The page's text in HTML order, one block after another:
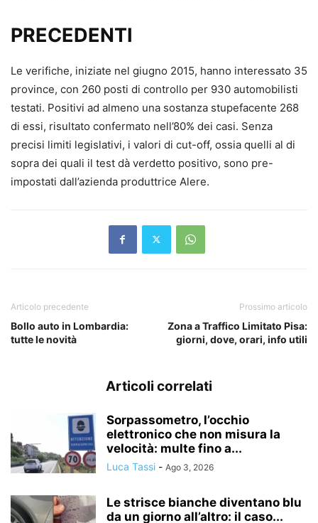
PRECEDENTI
Le verifiche, iniziate nel giugno 2015, hanno interessato 35
province, con 260 posti di controllo per 930 automobilisti
testati. Positivi ad almeno una sostanza stupefacente 268
di essi, risultato confermato nell’80% dei casi. Senza
precisi limiti legislativi, i valori di cut-off, ossia quelli al di
sopra dei quali il test dà verdetto positivo, sono pre-
impostati dall’azienda produttrice Alere.
Articolo precedente
Bollo auto in Lombardia:
tutte le novità
Prossimo articolo
Zona a Traffico Limitato Pisa:
giorni, dove, orari, info utili
Articoli correlati
Sorpassometro, l’occhio
elettronico che non misura la
velocità: multe fino a...
Luca Tassi - Ago 3, 2026
Le strisce bianche diventano blu
da un giorno all’altro: il caso...